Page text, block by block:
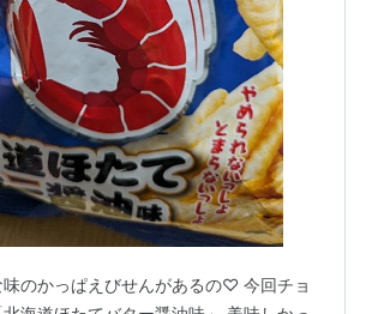
のかっぱえびせんがあるの♡ 今回チョ